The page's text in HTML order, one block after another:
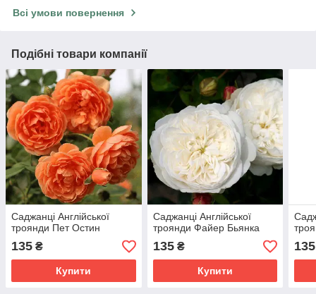
Всі умови повернення
Подібні товари компанії
Саджанці Англійської
троянди Пет Остин
135 ₴
Купити
Саджанці Англійської
троянди Файер Бьянка
135₴
Купити
135